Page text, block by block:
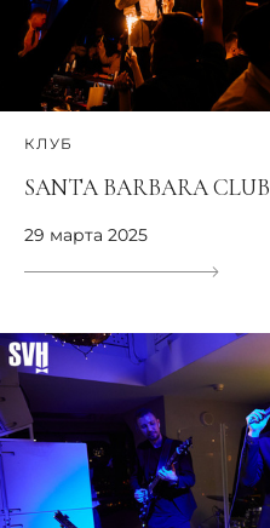
КЛУБ
SANTA BARBARA CLUB
29 марта 2025